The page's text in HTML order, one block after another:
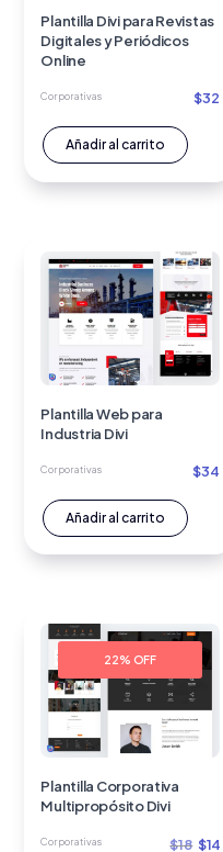
Plantilla Divi para Revistas
Digitales y Periódicos
Online
Corporativas $32
Añadir al carrito
Plantilla Web para
Industria Divi
Corporativas $34
Añadir al carrito
22% OFF
Plantilla Corporativa
Multipropósito Divi
Corporativas $18 El
$14El